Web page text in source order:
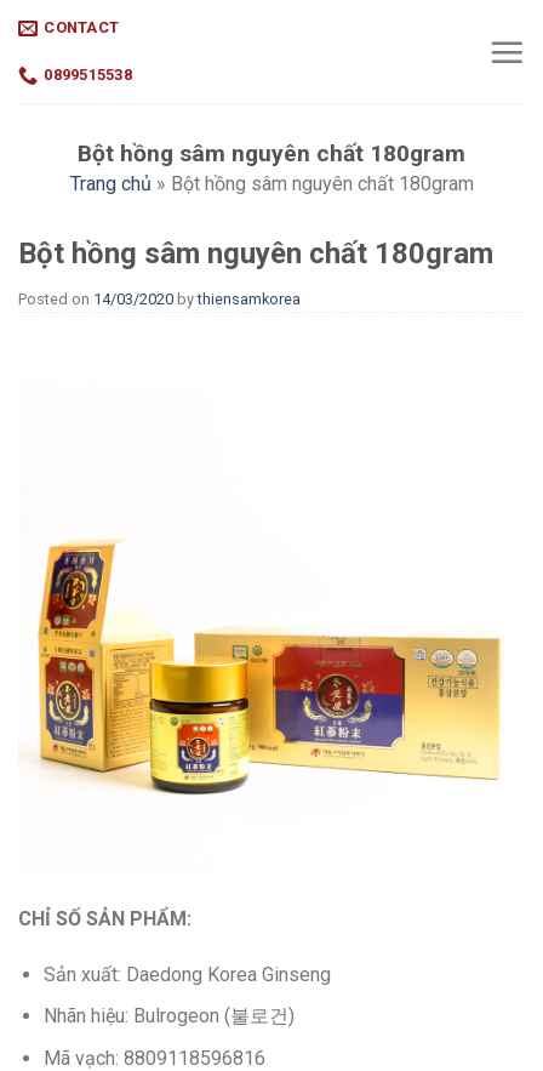
content
CONTACT
0899515538
Bột hồng sâm nguyên chất 180gram
Trang chủ » Bột hồng sâm nguyên chất 180gram
Bột hồng sâm nguyên chất 180gram
Posted on 14/03/2020 bythiensamkorea
CHỈ SỐ SẢN PHẨM:
Sản xuất: Daedong Korea Ginseng
Nhãn hiệu: Bulrogeon (불로건)
Mã vạch: 8809118596816